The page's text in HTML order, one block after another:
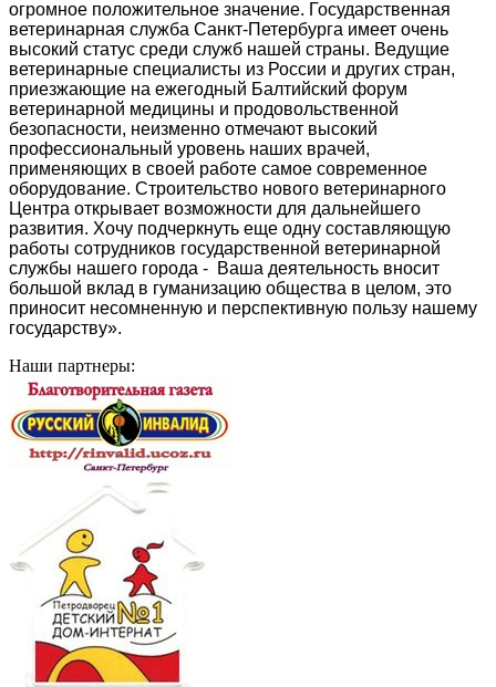
огромное положительное значение. Государственная
ветеринарная служба Санкт-Петербурга имеет очень
высокий статус среди служб нашей страны. Ведущие
ветеринарные специалисты из России и других стран,
приезжающие на ежегодный Балтийский форум
ветеринарной медицины и продовольственной
безопасности, неизменно отмечают высокий
профессиональный уровень наших врачей,
применяющих в своей работе самое современное
оборудование. Строительство нового ветеринарного
Центра открывает возможности для дальнейшего
развития. Хочу подчеркнуть еще одну составляющую
работы сотрудников государственной ветеринарной
службы нашего города - Ваша деятельность вносит
большой вклад в гуманизацию общества в целом, это
приносит несомненную и перспективную пользу нашему
государству».
Наши партнеры: